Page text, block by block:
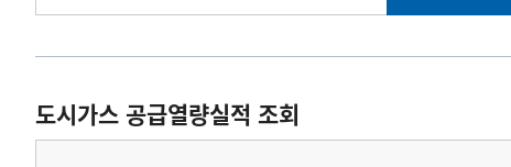
도시가스 공급열량실적 조회